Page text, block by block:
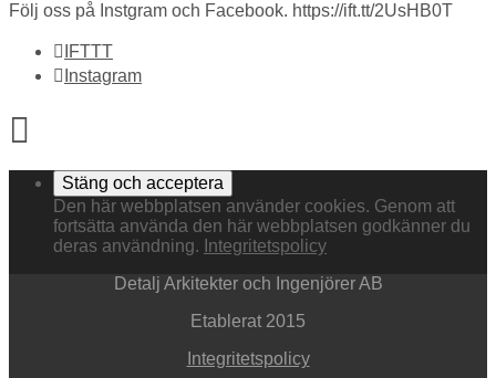
Följ oss på Instgram och Facebook. https://ift.tt/2UsHB0T
IFTTT
Instagram
Den här webbplatsen använder cookies. Genom att
fortsätta använda den här webbplatsen godkänner du
deras användning. Integritetspolicy
Detalj Arkitekter och Ingenjörer AB
Etablerat 2015
Integritetspolicy